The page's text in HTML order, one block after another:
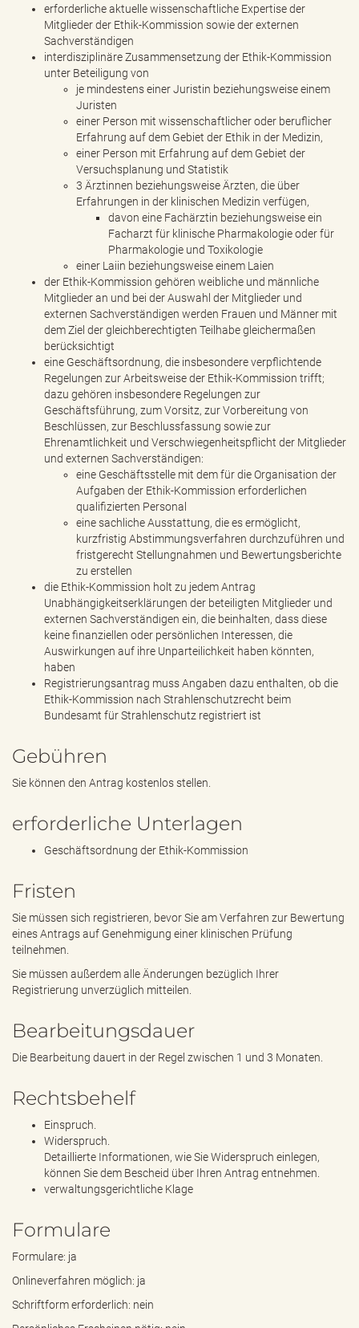
erforderliche aktuelle wissenschaftliche Expertise der
Mitglieder der Ethik-Kommission sowie der externen
Sachverständigen
interdisziplinäre Zusammensetzung der Ethik-Kommission
unter Beteiligung von
je mindestens einer Juristin beziehungsweise einem
Juristen
einer Person mit wissenschaftlicher oder beruflicher
Erfahrung auf dem Gebiet der Ethik in der Medizin,
einer Person mit Erfahrung auf dem Gebiet der
Versuchsplanung und Statistik
3 Ärztinnen beziehungsweise Ärzten, die über
Erfahrungen in der klinischen Medizin verfügen,
davon eine Fachärztin beziehungsweise ein
Facharzt für klinische Pharmakologie oder für
Pharmakologie und Toxikologie
einer Laiin beziehungsweise einem Laien
der Ethik-Kommission gehören weibliche und männliche
Mitglieder an und bei der Auswahl der Mitglieder und
externen Sachverständigen werden Frauen und Männer mit
dem Ziel der gleichberechtigten Teilhabe gleichermaßen
berücksichtigt
eine Geschäftsordnung, die insbesondere verpflichtende
Regelungen zur Arbeitsweise der Ethik-Kommission trifft;
dazu gehören insbesondere Regelungen zur
Geschäftsführung, zum Vorsitz, zur Vorbereitung von
Beschlüssen, zur Beschlussfassung sowie zur
Ehrenamtlichkeit und Verschwiegenheitspflicht der Mitglieder
und externen Sachverständigen:
eine Geschäftsstelle mit dem für die Organisation der
Aufgaben der Ethik-Kommission erforderlichen
qualifizierten Personal
eine sachliche Ausstattung, die es ermöglicht,
kurzfristig Abstimmungsverfahren durchzuführen und
fristgerecht Stellungnahmen und Bewertungsberichte
zu erstellen
die Ethik-Kommission holt zu jedem Antrag
Unabhängigkeitserklärungen der beteiligten Mitglieder und
externen Sachverständigen ein, die beinhalten, dass diese
keine finanziellen oder persönlichen Interessen, die
Auswirkungen auf ihre Unparteilichkeit haben könnten,
haben
Registrierungsantrag muss Angaben dazu enthalten, ob die
Ethik-Kommission nach Strahlenschutzrecht beim
Bundesamt für Strahlenschutz registriert ist
Gebühren
Sie können den Antrag kostenlos stellen.
erforderliche Unterlagen
Geschäftsordnung der Ethik-Kommission
Fristen
Sie müssen sich registrieren, bevor Sie am Verfahren zur Bewertung
eines Antrags auf Genehmigung einer klinischen Prüfung
teilnehmen.
Sie müssen außerdem alle Änderungen bezüglich Ihrer
Registrierung unverzüglich mitteilen.
Bearbeitungsdauer
Die Bearbeitung dauert in der Regel zwischen 1 und 3 Monaten.
Rechtsbehelf
Einspruch.
Widerspruch.
Detaillierte Informationen, wie Sie Widerspruch einlegen,
können Sie dem Bescheid über Ihren Antrag entnehmen.
verwaltungsgerichtliche Klage
Formulare
Formulare: ja
Onlineverfahren möglich: ja
Schriftform erforderlich: nein